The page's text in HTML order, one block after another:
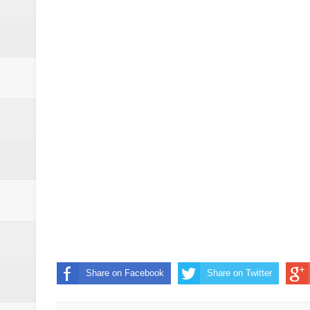
Ξεκινούν οι αιτήσεις
Συνεδριάζει η οικονομική
Share on Facebook Share on Twitter